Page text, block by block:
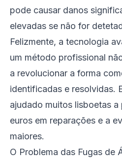
pode causar danos
elevadas se não for
Felizmente, a tecnologia
um método profissional
a revolucionar a forma
identificadas e resolvidas.
ajudado muitos lisboetas a
euros em reparações e a
maiores.
O Problema das Fugas de